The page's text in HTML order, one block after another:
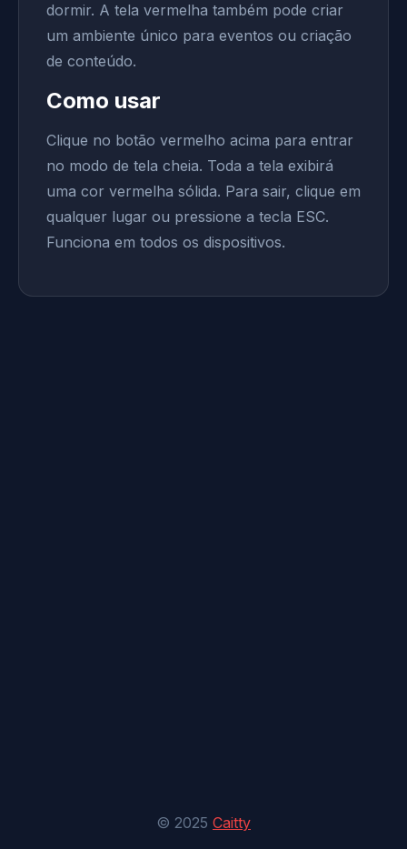
dormir. A tela vermelha também pode criar
um ambiente único para eventos ou criação
de conteúdo.
Como usar
Clique no botão vermelho acima para entrar
no modo de tela cheia. Toda a tela exibirá
uma cor vermelha sólida. Para sair, clique em
qualquer lugar ou pressione a tecla ESC.
Funciona em todos os dispositivos.
© 2025 Caitty